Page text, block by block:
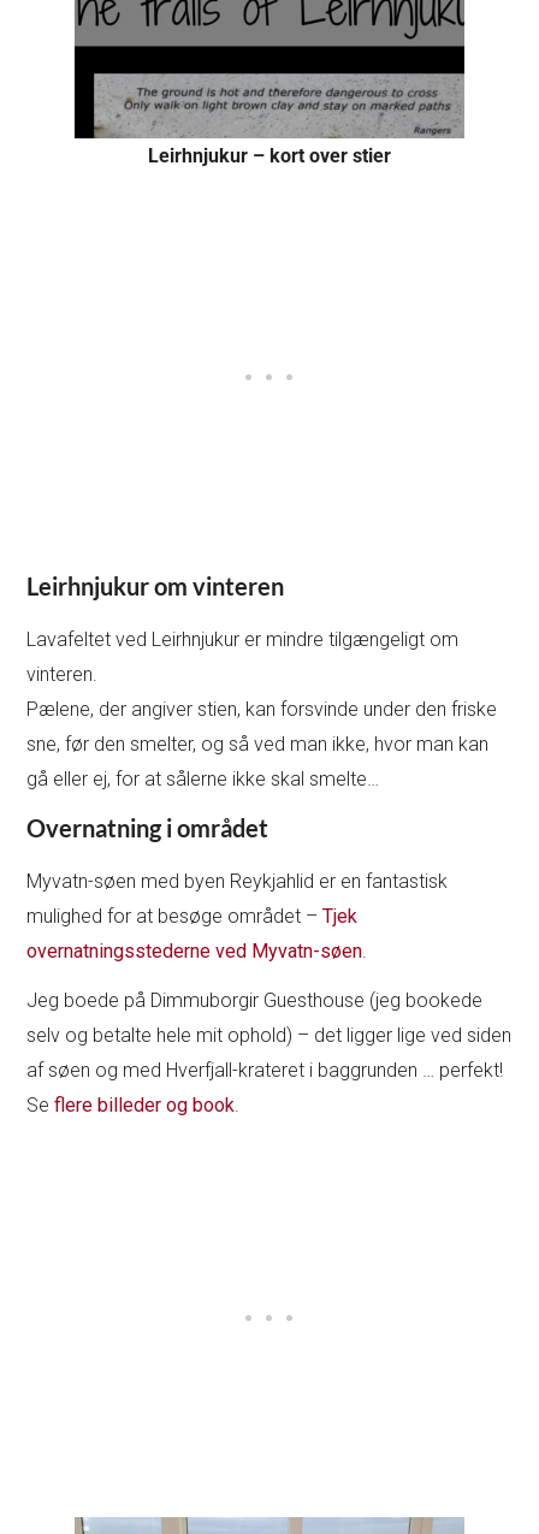
Leirhnjukur – kort over stier
Leirhnjukur om vinteren
Lavafeltet ved Leirhnjukur er mindre tilgængeligt om
vinteren.
Pælene, der angiver stien, kan forsvinde under den friske
sne, før den smelter, og så ved man ikke, hvor man kan
gå eller ej, for at sålerne ikke skal smelte…
Overnatning i området
Myvatn-søen med byen Reykjahlid er en fantastisk
mulighed for at besøge området – Tjek
overnatningsstederne ved Myvatn-søen.
Jeg boede på Dimmuborgir Guesthouse (jeg bookede
selv og betalte hele mit ophold) – det ligger lige ved siden
af søen og med Hverfjall-krateret i baggrunden … perfekt!
Seflere billeder og book.